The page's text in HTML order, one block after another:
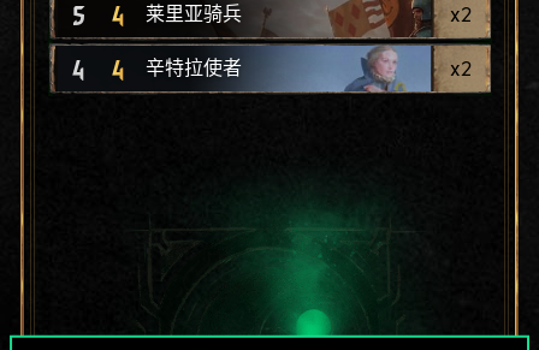
5 4 莱里亚骑兵 x2
4 4 辛特拉使者 x2